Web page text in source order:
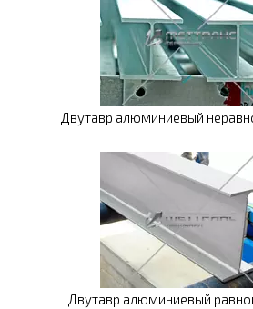
Двутавр алюминиевый
Двутавр алюминиевый